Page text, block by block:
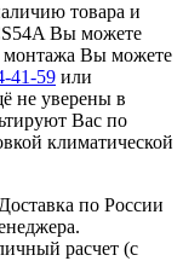
товара и
Вы можете
монтажа Вы можете
41-59 или
не уверены в
Вас по
климатической
Доставка по России
расчет (с